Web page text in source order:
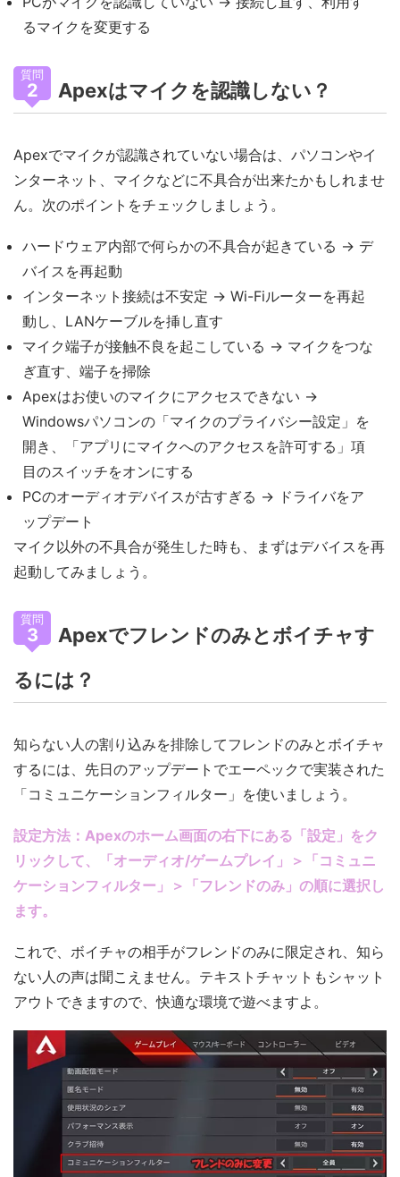
るマイクを変更する
質問
2 Apexはマイクを認識しない？
Apexでマイクが認識されていない場合は、パソコンやイ
ンターネット、マイクなどに不具合が出来たかもしれませ
ん。次のポイントをチェックしましょう。
ハードウェア内部で何らかの不具合が起きている → デ
バイスを再起動
インターネット接続は不安定 → Wi-Fiルーターを再起
動し、LANケーブルを挿し直す
マイク端子が接触不良を起こしている → マイクをつな
ぎ直す、端子を掃除
Apexはお使いのマイクにアクセスできない →
Windowsパソコンの「マイクのプライバシー設定」を
開き、「アプリにマイクへのアクセスを許可する」項
目のスイッチをオンにする
PCのオーディオデバイスが古すぎる → ドライバをア
ップデート
マイク以外の不具合が発生した時も、まずはデバイスを再
起動してみましょう。
質問
3
Apexでフレンドのみとボイチャす
るには？
知らない人の割り込みを排除してフレンドのみとボイチャ
するには、先日のアップデートでエーペックで実装された
「コミュニケーションフィルター」を使いましょう。
設定方法：Apexのホーム画面の右下にある「設定」をク
リックして、「オーディオ/ゲームプレイ」＞「コミュニ
ケーションフィルター」＞「フレンドのみ」の順に選択し
ます。
これで、ボイチャの相手がフレンドのみに限定され、知ら
ない人の声は聞こえません。テキストチャットもシャット
アウトできますので、快適な環境で遊べますよ。